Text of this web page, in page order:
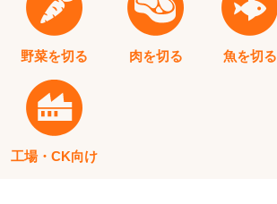
野菜を切る 肉を切る 魚を切る
工場・CK向け